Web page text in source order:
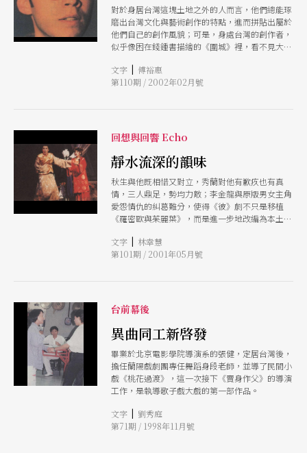
對於身居台灣這塊土地之外的人而言，他們總能琢
磨出台灣文化與藝術創作的特點，進而拼貼出屬於
他們自己的創作風貌；可是，身處台灣的創作者，
似乎像困在錢鍾書描繪的《圍城》裡，看不見大格
文字 | 傅裕惠
第110期 / 2002年02月號
回想與回響 Echo
靜水流深的韻味
秋生與他既相惜又對立，秀蘭對他有歉疚也有真
情，三人鼎足，勢均力敵；李金龍與原版男女主角
愛怨情仇的糾葛難分，使得《彼》劇不只是移植
《羅密歐與茱麗葉》，而是進一步地改編為本土原
文字 | 林幸慧
第101期 / 2001年05月號
台前幕後
異曲同工新啓發
畢業於北京電影學院導演系的張健，定居台灣後，
擔任蘭陽戲劇團專任舞蹈身段老師，並導了民間小
戲《桃花過渡》，這一次接下《賣身作父》的導演
工作，是執導歌子戲大戲的第一部作品。
文字 | 劉秀庭
第71期 / 1998年11月號